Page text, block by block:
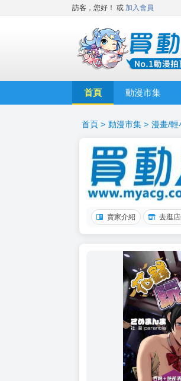
訪客，您好！ 或 加入會員
首頁 動漫市集
首頁 > 動漫市集 > 漫畫/輕
賣家介紹 去逛